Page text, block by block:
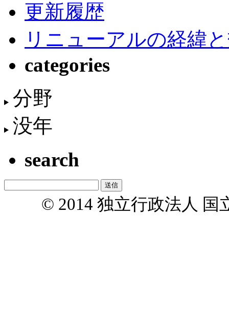
更新履歴
リニューアルの経緯
categories
分野
没年
search
© 2014 独立行政法人 国